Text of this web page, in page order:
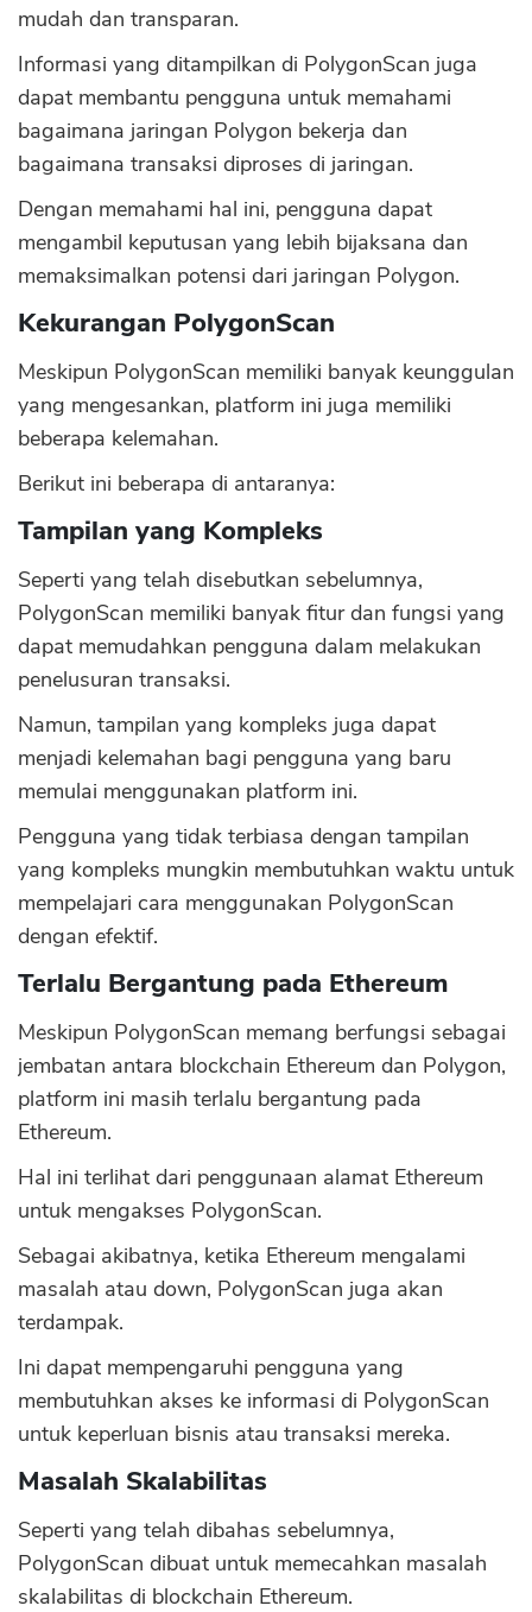
mudah dan transparan.
Informasi yang ditampilkan di PolygonScan juga
dapat membantu pengguna untuk memahami
bagaimana jaringan Polygon bekerja dan
bagaimana transaksi diproses di jaringan.
Dengan memahami hal ini, pengguna dapat
mengambil keputusan yang lebih bijaksana dan
memaksimalkan potensi dari jaringan Polygon.
Kekurangan PolygonScan
Meskipun PolygonScan memiliki banyak keunggulan
yang mengesankan, platform ini juga memiliki
beberapa kelemahan.
Berikut ini beberapa di antaranya:
Tampilan yang Kompleks
Seperti yang telah disebutkan sebelumnya,
PolygonScan memiliki banyak fitur dan fungsi yang
dapat memudahkan pengguna dalam melakukan
penelusuran transaksi.
Namun, tampilan yang kompleks juga dapat
menjadi kelemahan bagi pengguna yang baru
memulai menggunakan platform ini.
Pengguna yang tidak terbiasa dengan tampilan
yang kompleks mungkin membutuhkan waktu untuk
mempelajari cara menggunakan PolygonScan
dengan efektif.
Terlalu Bergantung pada Ethereum
Meskipun PolygonScan memang berfungsi sebagai
jembatan antara blockchain Ethereum dan Polygon,
platform ini masih terlalu bergantung pada
Ethereum.
Hal ini terlihat dari penggunaan alamat Ethereum
untuk mengakses PolygonScan.
Sebagai akibatnya, ketika Ethereum mengalami
masalah atau down, PolygonScan juga akan
terdampak.
Ini dapat mempengaruhi pengguna yang
membutuhkan akses ke informasi di PolygonScan
untuk keperluan bisnis atau transaksi mereka.
Masalah Skalabilitas
Seperti yang telah dibahas sebelumnya,
PolygonScan dibuat untuk memecahkan masalah
skalabilitas di blockchain Ethereum.